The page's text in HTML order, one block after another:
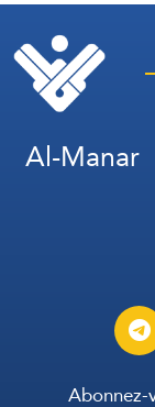
Al-Manar
Abonnez-